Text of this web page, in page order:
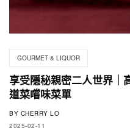
GOURMET & LIQUOR
享受隱秘親密二人世界｜
道菜嚐味菜單
BY CHERRY LO
2025-02-11